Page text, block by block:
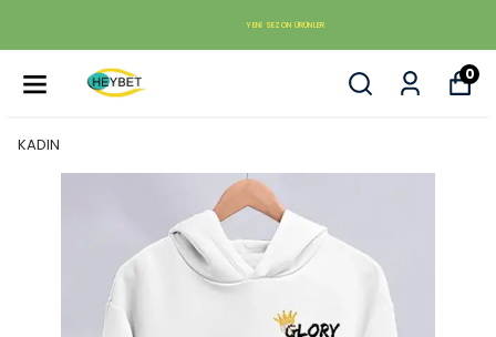
YENI SEZON ÜRÜNLER
0
KADIN